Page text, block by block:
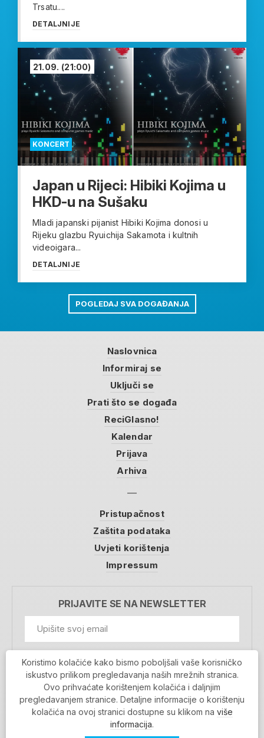
Trsatu....
DETALJNIJE
KONCERT
21.09. (21:00)
Japan u Rijeci: Hibiki Kojima u
HKD-u na Sušaku
Mladi japanski pijanist Hibiki Kojima donosi u
Rijeku glazbu Ryuichija Sakamota i kultnih
videoigara...
DETALJNIJE
POGLEDAJ SVA DOGAĐANJA
Naslovnica
Informiraj se
Uključi se
Prati što se događa
ReciGlasno!
Kalendar
Prijava
Arhiva
Pristupačnost
Zaštita podataka
Uvjeti korištenja
Impressum
PRIJAVITE SE NA NEWSLETTER
Prihvaćam da se moji podaci spremaju u bazu
podataka i koriste u svrhu slanja MojaRijeka
newslettera
MOJARIJEKA NEWSLETTER
PRIJAVI SE
Koristimo kolačiće kako bismo poboljšali vaše korisničko
iskustvo prilikom pregledavanja naših mrežnih stranica.
Ovo prihvaćate korištenjem kolačića i daljnjim
pregledavanjem stranice. Detaljne informacije o korištenju
kolačića na ovoj stranici dostupne su klikom na više
informacija.